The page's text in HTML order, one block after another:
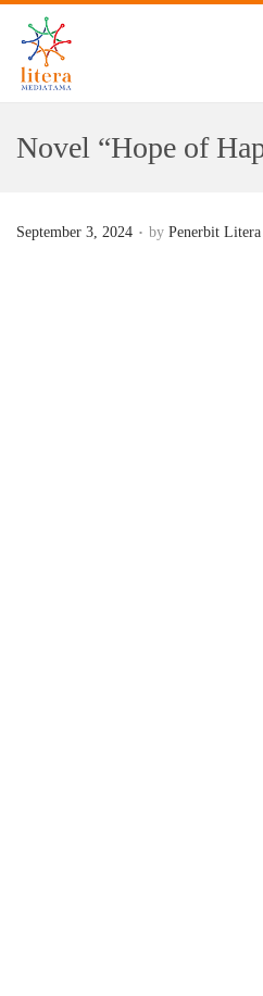
Novel “Hope of
Posted on
September 3, 2024 . by Penerbit Litera